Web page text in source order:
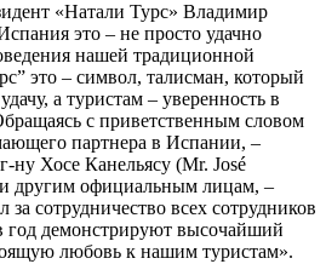
«Натали Турс» Владимир
это – не просто удачно
нашей традиционной
это – символ, талисман, который
а туристам – уверенность в
с приветственным словом
партнера в Испании, –
ну Хосе Канельясу (Mr. José
другим официальным лицам, –
сотрудничество всех сотрудников
год демонстрируют высочайший
любовь к нашим туристам».